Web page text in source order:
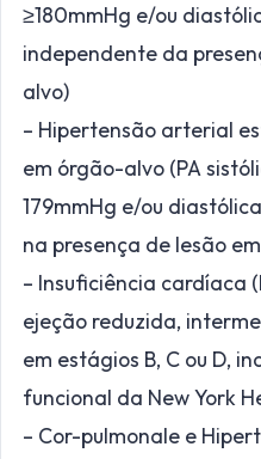
≥180mmHg e/ou
independente da
alvo)
– Hipertensão arterial
em órgão-alvo (PA
179mmHg e/ou
na presença de lesão
– Insuficiência cardíaca
ejeção reduzida,
em estágios B, C ou D,
funcional da New York
– Cor-pulmonale e